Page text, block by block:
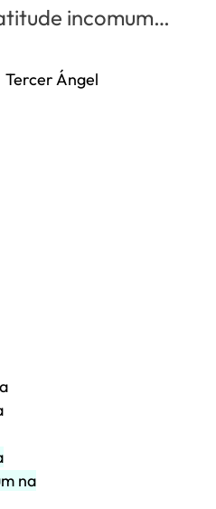
incomum…
Tercer Ángel
na